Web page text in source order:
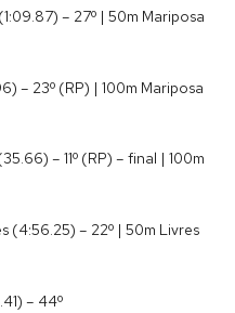
– 27º | 50m Mariposa
– 23º (RP) | 100m Mariposa
– 11º (RP) – final | 100m
(4:56.25) – 22º | 50m Livres
– 44º